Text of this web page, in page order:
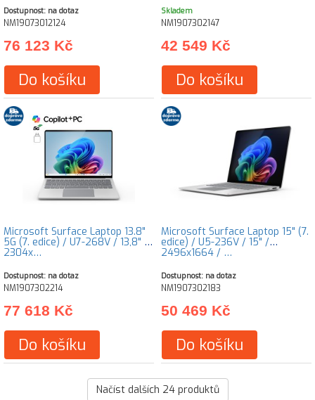
Dostupnost: na dotaz
NM19073012124
76 123 Kč
Do košíku
Skladem
NM1907302147
42 549 Kč
Do košíku
Microsoft Surface Laptop 13.8"
5G (7. edice) / U7-268V / 13,8" /
2304x…
Dostupnost: na dotaz
NM1907302214
77 618 Kč
Do košíku
Microsoft Surface Laptop 15" (7.
edice) / U5-236V / 15" /
2496x1664 / …
Dostupnost: na dotaz
NM1907302183
50 469 Kč
Do košíku
Načíst dalších 24produktů